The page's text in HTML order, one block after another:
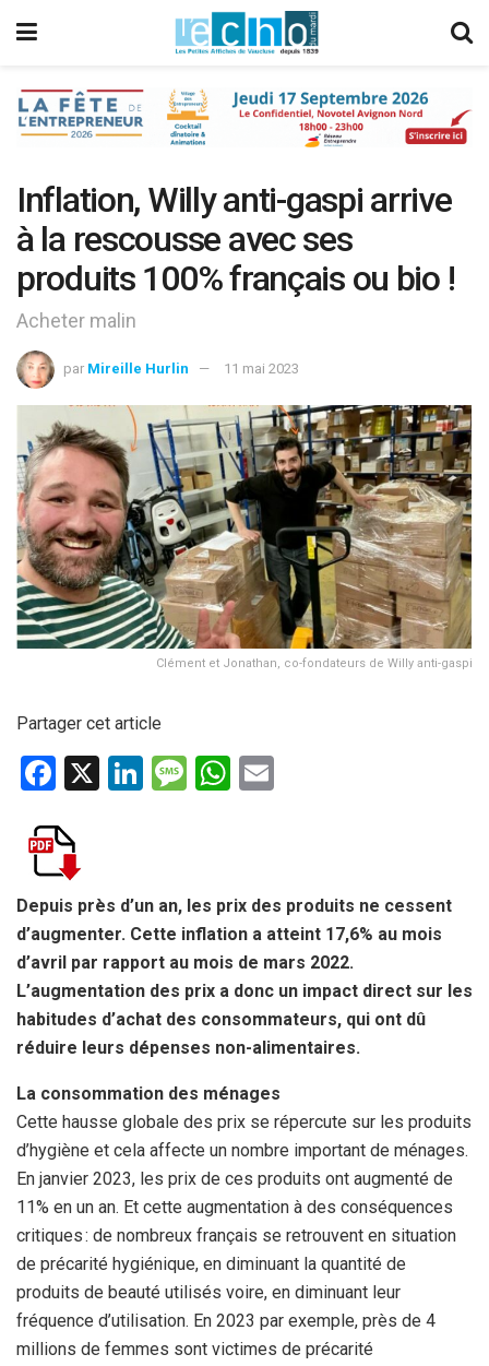
Inflation, Willy anti-gaspi arrive
à la rescousse avec ses
produits 100% français ou bio !
Acheter malin
par Mireille Hurlin 11 mai 2023
Clément et Jonathan, co-fondateurs de Willy anti-gaspi
Partager cet article
F
ce
b
o
o
k
X
Li
n
M
g
e
W
A
p
p
Depuis près d’un an, les prix des produits ne cessent
d’augmenter. Cette inflation a atteint 17,6% au mois
d’avril par rapport au mois de mars 2022.
L’augmentation des prix a donc un impact direct sur les
habitudes d’achat des consommateurs, qui ont dû
réduire leurs dépenses non-alimentaires.
La consommation des ménages
Cette hausse globale des prix se répercute sur les produits
d’hygiène et cela affecte un nombre important de ménages.
En janvier 2023, les prix de ces produits ont augmenté de
11% en un an. Et cette augmentation à des conséquences
critiques : de nombreux français se retrouvent en situation
de précarité hygiénique, en diminuant la quantité de
produits de beauté utilisés voire, en diminuant leur
fréquence d’utilisation. En 2023 par exemple, près de 4
millions de femmes sont victimes de précarité